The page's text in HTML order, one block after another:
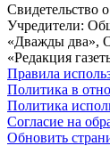
Учредители:
«Дважды два»,
«Редакция
Правила
Политика в
Политика
Согласие на
Обновить